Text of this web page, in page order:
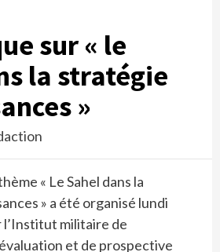
sur « le
la stratégie
»
« Le Sahel dans la
» a été organisé lundi
militaire de
et de prospective